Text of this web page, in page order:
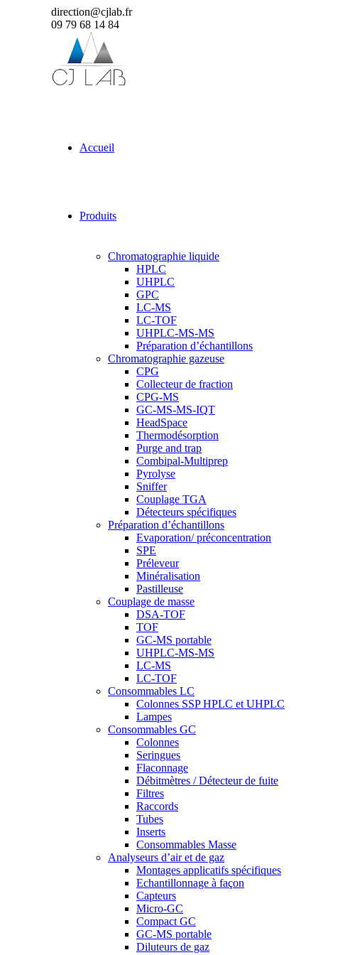
direction@cjlab.fr
09 79 68 14 84
Accueil
Produits
Chromatographie liquide
HPLC
UHPLC
GPC
LC-MS
LC-TOF
UHPLC-MS-MS
Préparation d’échantillons
Chromatographie gazeuse
CPG
Collecteur de fraction
CPG-MS
GC-MS-MS-IQT
HeadSpace
Thermodésorption
Purge and trap
Combipal-Multiprep
Pyrolyse
Sniffer
Couplage TGA
Détecteurs spécifiques
Préparation d’échantillons
Evaporation/ préconcentration
SPE
Préleveur
Minéralisation
Pastilleuse
Couplage de masse
DSA-TOF
TOF
GC-MS portable
UHPLC-MS-MS
LC-MS
LC-TOF
Consommables LC
Colonnes SSP HPLC et UHPLC
Lampes
Consommables GC
Colonnes
Seringues
Flaconnage
Débitmètres / Détecteur de fuite
Filtres
Raccords
Tubes
Inserts
Consommables Masse
Analyseurs d’air et de gaz
Montages applicatifs spécifiques
Echantillonnage à façon
Capteurs
Micro-GC
Compact GC
GC-MS portable
Diluteurs de gaz